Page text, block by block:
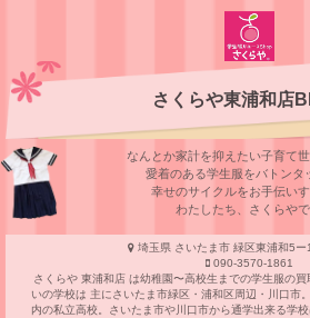
さくらや東浦和店
なんとか家計を抑えたい子育て
愛着のある学⽣服をバトンタ
幸せのサイクルをお⼿伝い
わたしたち、さくらや
埼玉県 さいたま市 緑区東浦和5
090-3570-1861
さくらや 東浦和店 は幼稚園〜高校生までの学生服の
いの学校は 主にさいたま市緑区・浦和区周辺・川口市
内の私立高校。さいたま市や川口市から通学出来る学